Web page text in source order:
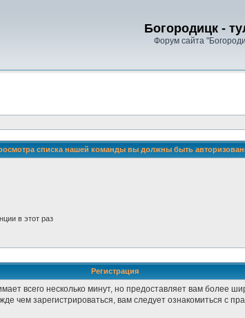
Богородицк -
Форум сайта
списка нашей команды вы должны быть
в этот раз
Регистрация
всего несколько минут, но предоставляет вам более
чем зарегистрироваться, вам следует ознакомиться с